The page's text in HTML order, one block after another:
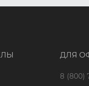
ДЛЯ
8 (800)